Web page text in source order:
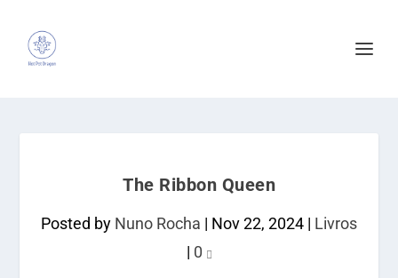
The Ribbon Queen
Posted by Nuno Rocha | Nov 22, 2024 | Livros
| 0